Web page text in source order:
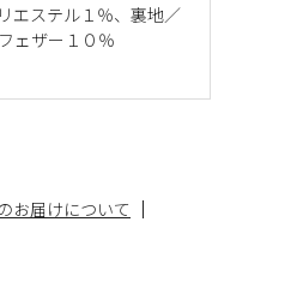
エステル１％、裏地／
ェザー１０％
お届けについて